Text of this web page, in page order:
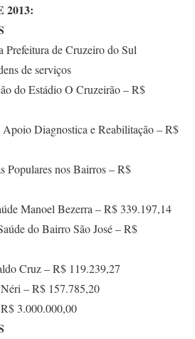
2013:
Prefeitura de Cruzeiro do Sul
de serviços
do Estádio O Cruzeirão – R$
Diagnostica e Reabilitação – R$
Populares nos Bairros – R$
Manoel Bezerra – R$ 339.197,14
do Bairro São José – R$
Cruz – R$ 119.239,27
– R$ 157.785,20
3.000.000,00